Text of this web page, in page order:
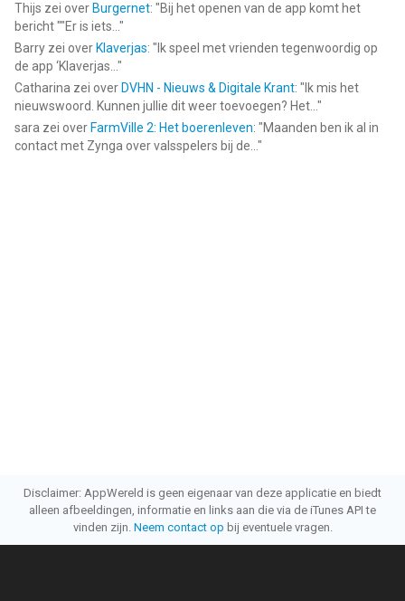
Thijs zei over Burgernet: "Bij het openen van de app komt het
bericht ""Er is iets... "
Barry zei over Klaverjas: " Ik speel met vrienden tegenwoordig op
de app ‘Klaverjas... "
Catharina zei over DVHN - Nieuws & Digitale Krant: " Ik mis het
nieuwswoord. Kunnen jullie dit weer toevoegen? Het... "
sara zei over FarmVille 2: Het boerenleven: "Maanden ben ik al in
contact met Zynga over valsspelers bij de... "
Disclaimer: AppWereld is geen eigenaar van deze applicatie en biedt
alleen afbeeldingen, informatie en links aan die via de iTunes API te
vinden zijn. Neem contact op bij eventuele vragen.